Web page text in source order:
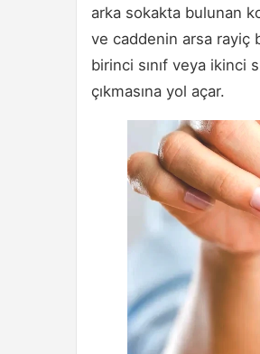
arka sokakta bulunan
ve caddenin arsa rayiç
birinci sınıf veya ikinci
çıkmasına yol açar.